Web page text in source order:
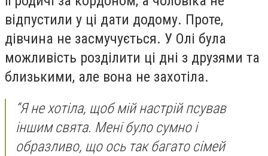
відпустили у ці дати додому. Проте,
дівчина не засмучується. У Олі була
можливість розділити ці дні з друзями та
близькими, але вона не захотіла.
“Я не хотіла, щоб мій настрій псував
іншим свята. Мені було сумно і
образливо, що ось так багато сімей